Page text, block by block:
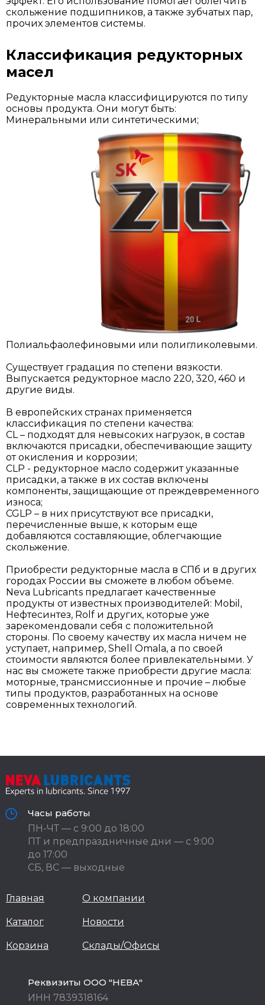
скольжение подшипников, а также зубчатых пар,
прочих элементов системы.
Классификация редукторных
масел
Редукторные масла классифицируются по типу
основы продукта. Они могут быть:
Минеральными или синтетическими;
Полиальфаолефиновыми или полигликолевыми.
Существует градация по степени вязкости.
Выпускается редукторное масло 220, 320, 460 и
другие виды.
В европейских странах применяется
классификация по степени качества:
CL – подходят для невысоких нагрузок, в состав
включаются присадки, обеспечивающие защиту
от окисления и коррозии;
CLP - редукторное масло содержит указанные
присадки, а также в их состав включены
компоненты, защищающие от преждевременного
износа;
CGLP – в них присутствуют все присадки,
перечисленные выше, к которым еще
добавляются составляющие, облегчающие
скольжение.
Приобрести редукторные масла в СПб и в других
городах России вы сможете в любом объеме.
Neva Lubricants предлагает качественные
продукты от известных производителей: Mobil,
Нефтесинтез, Rolf и других, которые уже
зарекомендовали себя с положительной
стороны. По своему качеству их масла ничем не
уступает, например, Shell Omala, а по своей
стоимости являются более привлекательными. У
нас вы сможете также приобрести другие масла:
моторные, трансмиссионные и прочие – любые
типы продуктов, разработанных на основе
современных технологий.
Часы работы
ПН-ЧТ — с 9:00 до 18:00
ПТ и предпраздничные дни — с 9:00
до 17:00
СБ, ВС — выходные
Главная
Каталог
Корзина
О компании
Новости
Склады/Офисы
Реквизиты ООО "НЕВА"
ИНН 7839318164